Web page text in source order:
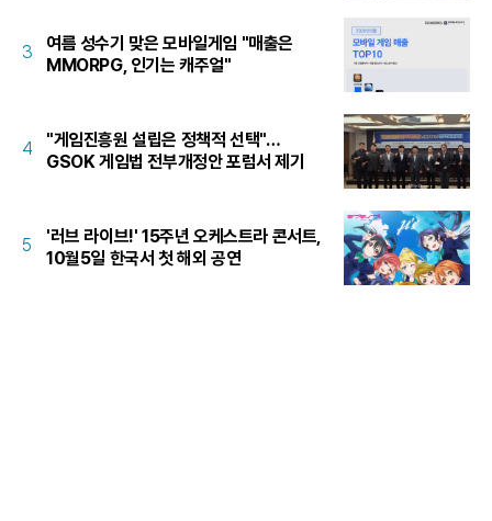
3
여름 성수기 맞은 모바일게임 "매출은
MMORPG, 인기는 캐주얼"
4
"게임진흥원 설립은 정책적 선택"…
GSOK 게임법 전부개정안 포럼서 제기
5
'러브 라이브!' 15주년 오케스트라 콘서트,
10월5일 한국서 첫 해외 공연